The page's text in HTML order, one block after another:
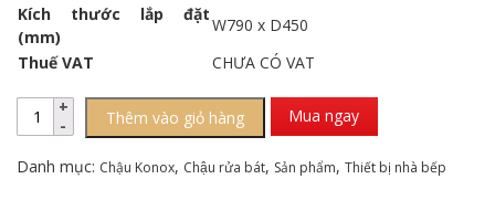
Kích thước lắp đặt
(mm)
W790 x D450
Thuế VAT
CHƯA CÓ VAT
Thêm vào giỏ hàng Mua ngay
Danh mục: Chậu Konox, Chậu rửa bát, Sản phẩm, Thiết bị nhà bếp